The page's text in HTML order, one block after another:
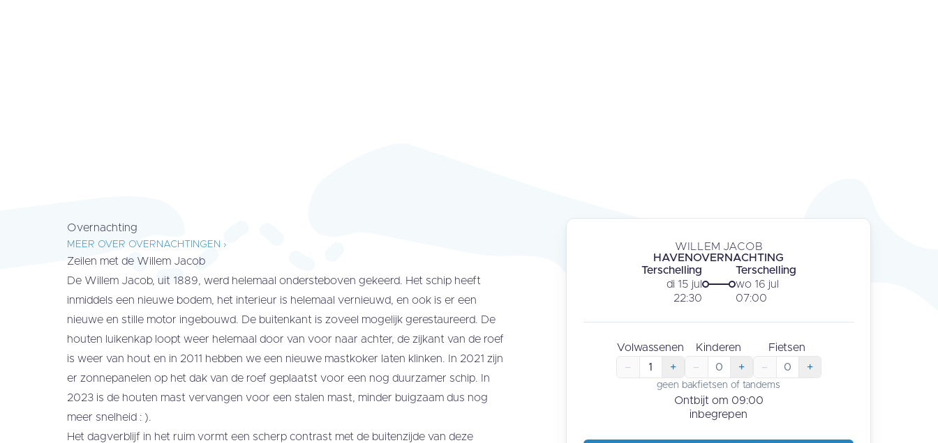
Overnachting
MEER OVER OVERNACHTINGEN ›
Zeilen met de Willem Jacob
De Willem Jacob, uit 1889, werd helemaal ondersteboven gekeerd. Het schip heeft
inmiddels een nieuwe bodem, het interieur is helemaal vernieuwd, en ook is er een
nieuwe en stille motor ingebouwd. De buitenkant is zoveel mogelijk gerestaureerd. De
houten luikenkap loopt weer helemaal door van voor naar achter, de zijkant van de roef
is weer van hout en in 2011 hebben we een nieuwe mastkoker laten klinken. In 2021 zijn
er zonnepanelen op het dak van de roef geplaatst voor een nog duurzamer schip. In
2023 is de houten mast vervangen voor een stalen mast, minder buigzaam dus nog
meer snelheid : ).
Het dagverblijf in het ruim vormt een scherp contrast met de buitenzijde van deze
WILLEM JACOB
HAVENOVERNACHTING
Terschelling
di 15 jul
22:30
Terschelling
wo 16 jul
07:00
Volwassenen
–
1 +
Kinderen
–
0 +
Fietsen
–
0 +
geen bakfietsen of tandems
Ontbijt om 09:00
inbegrepen